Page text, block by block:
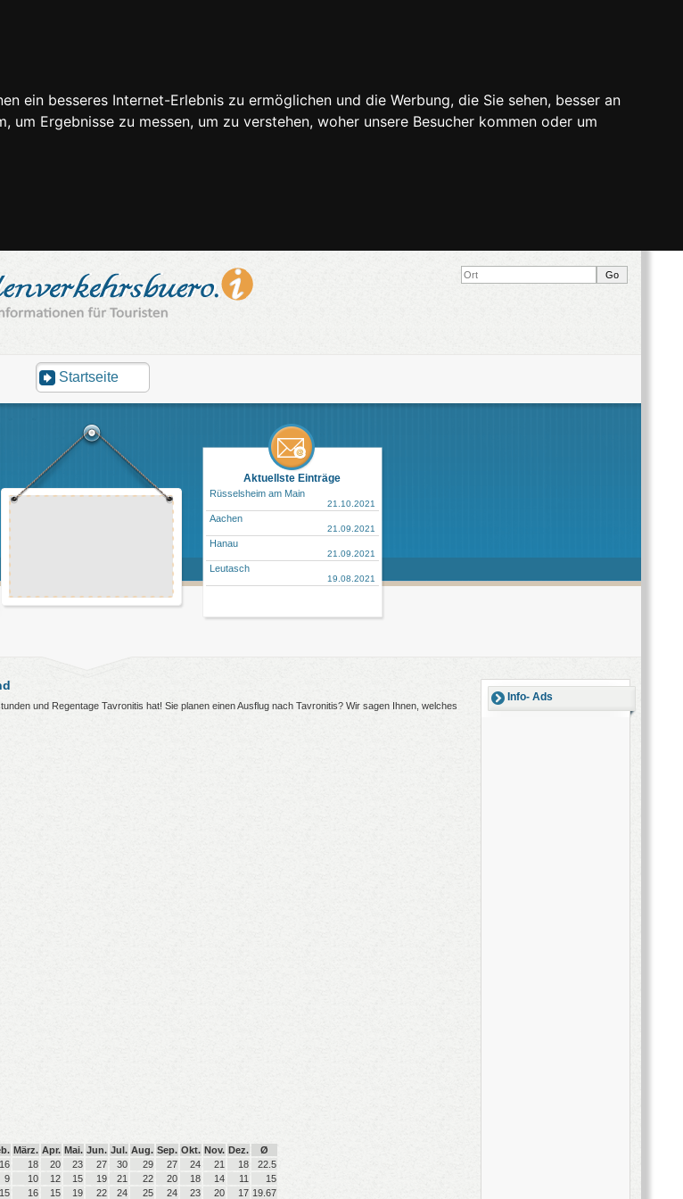
ein besseres Internet-Erlebnis zu ermöglichen und die Werbung, die Sie sehen, besser an
Ergebnisse zu messen, um zu verstehen, woher unsere Besucher kommen oder um
Startseite
Aktuellste Einträge
Rüsselsheim am Main
21.10.2021
Aachen
21.09.2021
Hanau
21.09.2021
Leutasch
19.08.2021
Info- Ads
und Regentage Tavronitis hat! Sie planen einen Ausflug nach Tavronitis? Wir sagen Ihnen, welches
März. Apr. Mai. Jun. Jul. Aug. Sep. Okt. Nov. Dez.
Ø
16 18 20 23 27 30 29 27 24 21 18
22.5
9 10 12 15 19 21 22 20 18 14 11
15
15 16 15 19 22 24 25 24 23 20 17 19.67